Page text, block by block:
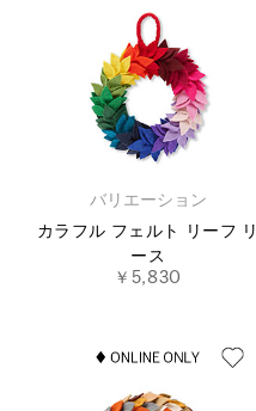
バリエーション
カラフル フェルト リーフ リ
ース
￥5,830